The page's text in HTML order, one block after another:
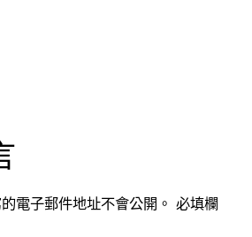
電子郵件地址不會公開。 必填欄